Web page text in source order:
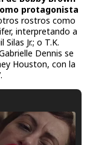
protagonista
rostros como
interpretando a
Jr.; o T.K.
Dennis se
Houston, con la